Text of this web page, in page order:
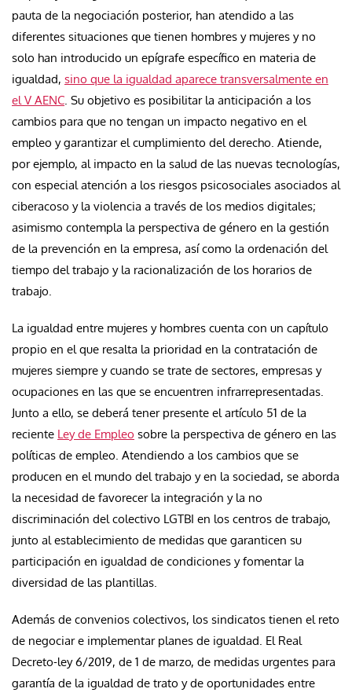
pauta de la negociación posterior, han atendido a las
diferentes situaciones que tienen hombres y mujeres y no
solo han introducido un epígrafe específico en materia de
igualdad, sino que la igualdad aparece transversalmente en
el V AENC. Su objetivo es posibilitar la anticipación a los
cambios para que no tengan un impacto negativo en el
empleo y garantizar el cumplimiento del derecho. Atiende,
por ejemplo, al impacto en la salud de las nuevas tecnologías,
con especial atención a los riesgos psicosociales asociados al
ciberacoso y la violencia a través de los medios digitales;
asimismo contempla la perspectiva de género en la gestión
de la prevención en la empresa, así como la ordenación del
tiempo del trabajo y la racionalización de los horarios de
trabajo.
La igualdad entre mujeres y hombres cuenta con un capítulo
propio en el que resalta la prioridad en la contratación de
mujeres siempre y cuando se trate de sectores, empresas y
ocupaciones en las que se encuentren infrarrepresentadas.
Junto a ello, se deberá tener presente el artículo 51 de la
reciente Ley de Empleo sobre la perspectiva de género en las
políticas de empleo. Atendiendo a los cambios que se
producen en el mundo del trabajo y en la sociedad, se aborda
la necesidad de favorecer la integración y la no
discriminación del colectivo LGTBI en los centros de trabajo,
junto al establecimiento de medidas que garanticen su
participación en igualdad de condiciones y fomentar la
diversidad de las plantillas.
Además de convenios colectivos, los sindicatos tienen el reto
de negociar e implementar planes de igualdad. El Real
Decreto-ley 6/2019, de 1 de marzo, de medidas urgentes para
garantía de la igualdad de trato y de oportunidades entre